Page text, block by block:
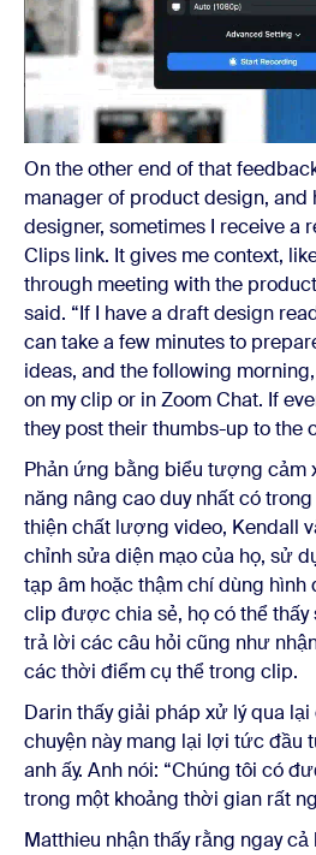
On the other end of that
manager of product design, and
designer, sometimes I receive a
Clips link. It gives me context,
through meeting with the
said. “If I have a draft design
can take a few minutes to
ideas, and the following
on my clip or in Zoom Chat. If
they post their thumbs-up to the
Phản ứng bằng biểu tượng cảm
năng nâng cao duy nhất có
thiện chất lượng video, Kendall
chỉnh sửa diện mạo của họ, sử
tạp âm hoặc thậm chí dùng hình
clip được chia sẻ, họ có thể
trả lời các câu hỏi cũng như
các thời điểm cụ thể trong clip.
Darin thấy giải pháp xử lý qua
chuyện này mang lại lợi tức đầu
anh ấy. Anh nói: “Chúng tôi có
trong một khoảng thời gian rất
Matthieu nhận thấy rằng ngay